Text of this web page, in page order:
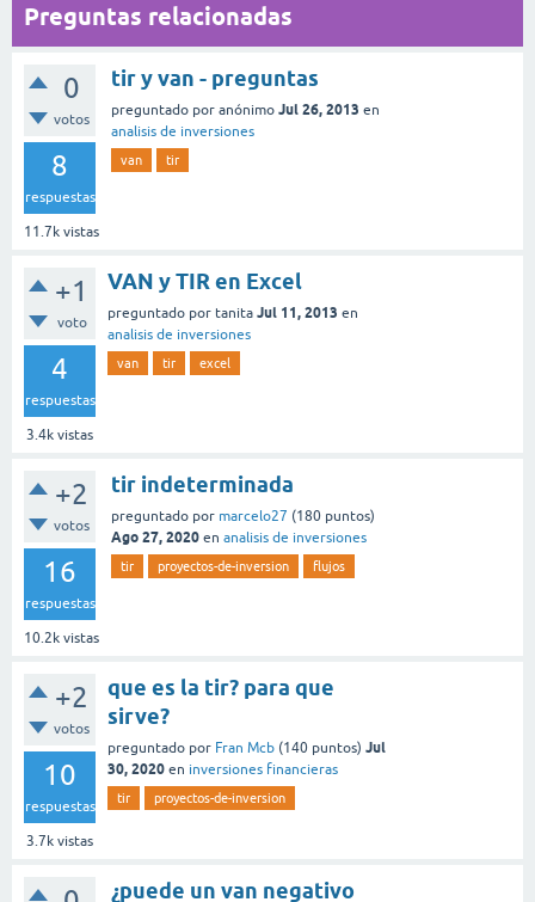
Preguntas relacionadas
0
votos
8
respuestas
11.7k vistas
tir y van - preguntas
preguntado por anónimo Jul 26, 2013 en
analisis de inversiones
van tir
+1
voto
4
respuestas
3.4k vistas
VAN y TIR en Excel
preguntado por tanita Jul 11, 2013 en
analisis de inversiones
van tir excel
+2
votos
16
respuestas
10.2k vistas
tir indeterminada
preguntado por marcelo27 (180 puntos)
Ago 27, 2020 en analisis de inversiones
tir proyectos-de-inversion flujos
+2
votos
10
respuestas
3.7k vistas
que es la tir? para que
sirve?
preguntado por Fran Mcb (140 puntos) Jul
30, 2020 en inversiones financieras
tir proyectos-de-inversion
¿puede un van negativo